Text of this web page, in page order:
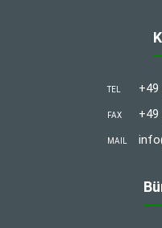
TEL +49
FAX +49
MAIL